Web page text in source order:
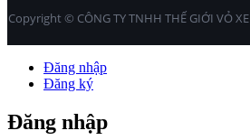
Copyright © CÔNG TY TNHH THẾ GIỚI VỎ XE
Đăng nhập
Đăng ký
Đăng nhập